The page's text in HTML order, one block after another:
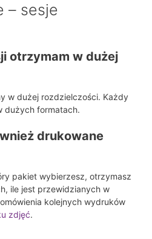
– sesje
otrzymam w dużej
w dużej rozdzielczości. Każdy
dużych formatach.
drukowane
pakiet wybierzesz, otrzymasz
ile jest przewidzianych w
kolejnych wydruków
zdjęć.